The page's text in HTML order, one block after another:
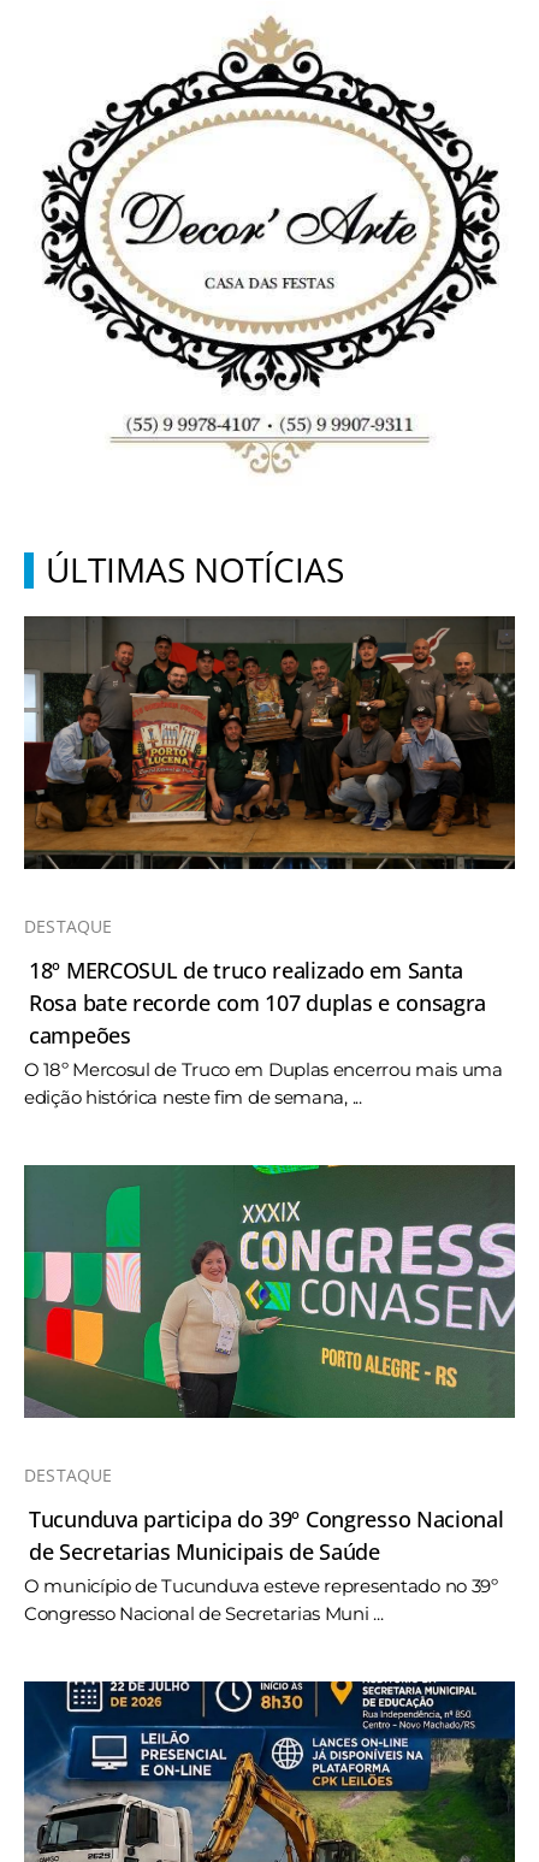
ÚLTIMAS NOTÍCIAS
DESTAQUE
18º MERCOSUL de truco realizado em Santa
Rosa bate recorde com 107 duplas e consagra
campeões
O 18º Mercosul de Truco em Duplas encerrou mais uma
edição histórica neste fim de semana, ...
DESTAQUE
Tucunduva participa do 39º Congresso Nacional
de Secretarias Municipais de Saúde
O município de Tucunduva esteve representado no 39º
Congresso Nacional de Secretarias Muni ...